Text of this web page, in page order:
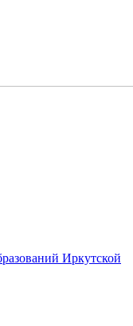
Иркутской